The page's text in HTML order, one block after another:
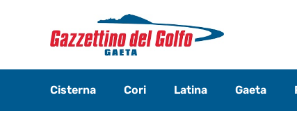
contenuto
Cisterna Cori Latina Gaeta